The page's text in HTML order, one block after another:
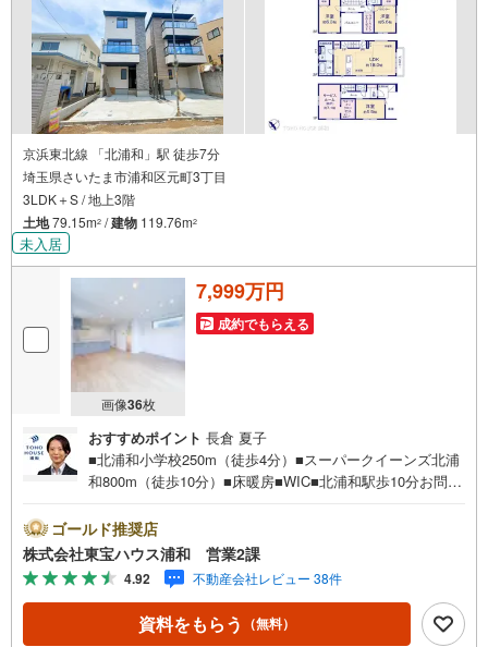
京浜東北線 「北浦和」駅 徒歩7分
埼玉県さいたま市浦和区元町3丁目
3LDK＋S / 地上3階
土地79.15m2 /建物 119.76m2
未入居
画像36枚
7,999万円
成約でもらえる
おすすめポイント 長倉 夏子
■北浦和小学校250m（徒歩4分）■スーパークイーンズ北浦
和800m（徒歩10分）■床暖房■WIC■北浦和駅歩10分お問合
00～22:00（年中無休）こちらの時間帯はお電話でのお問い
合わせがスムーズにご案内できますぜひお気軽にご連絡下
さい！東宝ハウスライフソリューションズグループ 東宝
ハウス浦和 特別提携金利〔一例〕東宝ハウス浦和の住宅
ローン■変動金利全期間引下げプラン⇒住宅ローン金利優遇
割の最大適用《0.89％》と某信用金庫金利1.275％の比較借
ゴールド推奨店
株式会社東宝ハウス浦和 営業2課
4.92 不動産会社レビュー 38件
資料をもらう （無料）